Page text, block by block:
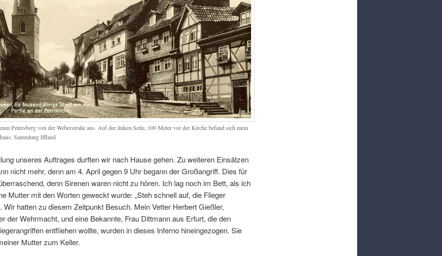
Petersberg von der Weberstraße aus. Auf der linken Seite, 100Meter vor der Kirche befand sich mein
. Sammlung Iffland
unseres Auftrages durften wir nach Hause gehen. Zu weiteren Einsätzen
nicht mehr, denn am 4. April gegen9 Uhr begann der Großangriff. Dies für
, denn Sirenen waren nicht zu hören. Ich lag noch im Bett, als ich
Mutter mit den Worten geweckt wurde: „Steh schnell auf, die Flieger
. Wir hatten zu diesem Zeitpunkt Besuch. Mein Vetter Herbert Gießler,
der Wehrmacht, und eine Bekannte, Frau Dittmann aus Erfurt, die den
entfliehen wollte, wurden in dieses Inferno hineingezogen. Sie
Mutter zum Keller.